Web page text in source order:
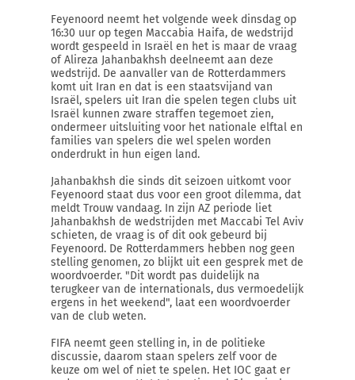
Feyenoord neemt het volgende week dinsdag op
16:30 uur op tegen Maccabia Haifa, de wedstrijd
wordt gespeeld in Israël en het is maar de vraag
of Alireza Jahanbakhsh deelneemt aan deze
wedstrijd. De aanvaller van de Rotterdammers
komt uit Iran en dat is een staatsvijand van
Israël, spelers uit Iran die spelen tegen clubs uit
Israël kunnen zware straffen tegemoet zien,
ondermeer uitsluiting voor het nationale elftal en
families van spelers die wel spelen worden
onderdrukt in hun eigen land.
Jahanbakhsh die sinds dit seizoen uitkomt voor
Feyenoord staat dus voor een groot dilemma, dat
meldt Trouw vandaag. In zijn AZ periode liet
Jahanbakhsh de wedstrijden met Maccabi Tel Aviv
schieten, de vraag is of dit ook gebeurd bij
Feyenoord. De Rotterdammers hebben nog geen
stelling genomen, zo blijkt uit een gesprek met de
woordvoerder. "Dit wordt pas duidelijk na
terugkeer van de internationals, dus vermoedelijk
ergens in het weekend", laat een woordvoerder
van de club weten.
FIFA neemt geen stelling in, in de politieke
discussie, daarom staan spelers zelf voor de
keuze om wel of niet te spelen. Het IOC gaat er